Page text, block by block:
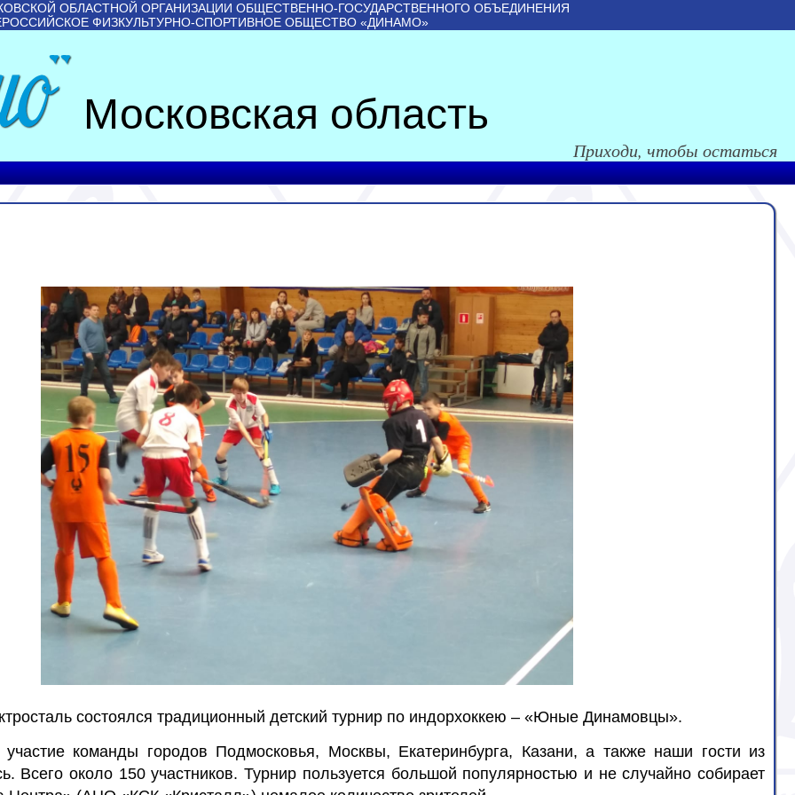
ОБЛАСТНОЙ ОРГАНИЗАЦИИ ОБЩЕСТВЕННО-ГОСУДАРСТВЕННОГО ОБЪЕДИНЕНИЯ
ФИЗКУЛЬТУРНО-СПОРТИВНОЕ ОБЩЕСТВО «ДИНАМО»
Московская область
Приходи, чтобы остаться
состоялся традиционный детский турнир по индорхоккею – «Юные Динамовцы».
команды городов Подмосковья, Москвы, Екатеринбурга, Казани, а также наши гости из
Всего около 150 участников. Турнир пользуется большой популярностью и не случайно собирает